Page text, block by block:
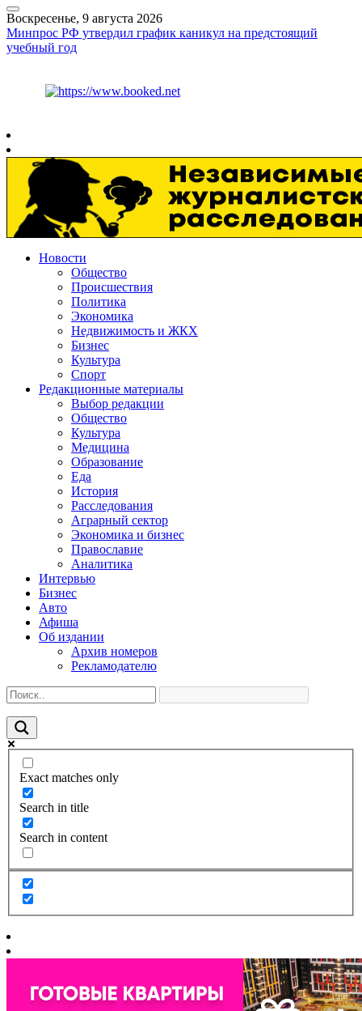
Воскресенье, 9 августа 2026
Минпрос РФ утвердил график каникул на предстоящий
учебный год
Новости
Общество
Происшествия
Политика
Экономика
Недвижимость и ЖКХ
Бизнес
Культура
Спорт
Редакционные материалы
Выбор редакции
Общество
Культура
Медицина
Образование
Еда
История
Расследования
Аграрный сектор
Экономика и бизнес
Православие
Аналитика
Интервью
Бизнес
Авто
Афиша
Об издании
Архив номеров
Рекламодателю
Exact matches only
Search in title
Search in content